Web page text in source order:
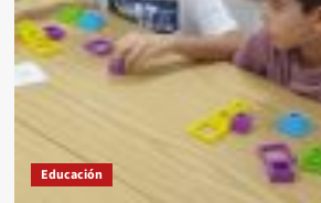
recibe
a
estudiantes
prácticas
y
Técnico
Educación